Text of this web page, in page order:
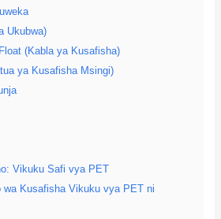
Ukubwa)
(Kabla ya Kusafisha)
ya Kusafisha Msingi)
Vikuku Safi vya PET
wa Kusafisha Vikuku vya PET ni